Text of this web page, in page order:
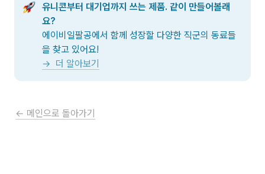
유니콘부터 대기업까지 쓰는 제품. 같이 만들어볼래
요?
에이비일팔공에서 함께 성장할 다양한 직군의 동료들
→  더 알아보기
← 메인으로 돌아가기